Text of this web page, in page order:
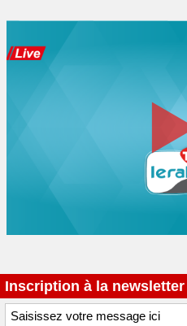
Inscription à la newsletter